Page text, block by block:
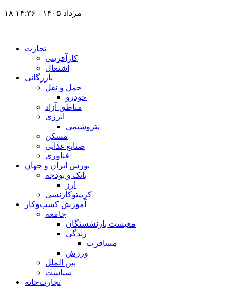
۱۸ مرداد ۱۴۰۵ - ۱۴:۳۶
تجارت
کارآفرینی
اشتغال
بازرگانی
حمل و نقل
خودرو
مناطق آزاد
انرژی
پتروشیمی
مسکن
صنایع غذایی
فناوری
بورس ایران و جهان
بانک و بودجه
ارز
کریپتوکارنسی
آموزش کسب‌وکار
جامعه
معیشت بازنشستگان
زندگی
مسافرت
ورزش
بین الملل
سیاست
تجارت‌خانه